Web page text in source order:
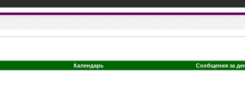
Календарь Сообщения за